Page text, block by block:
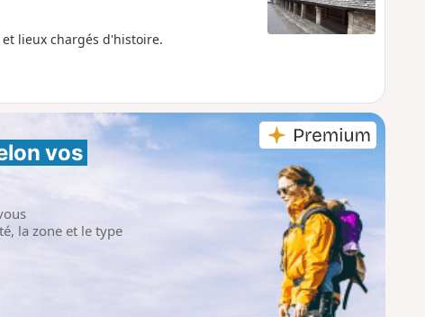
lieux chargés d'histoire.
vos
la zone et le type